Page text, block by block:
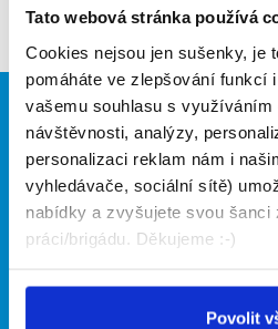
Tato webová stránka používá
Cookies nejsou jen sušenky, je
pomáháte ve zlepšování funkcí
vašemu souhlasu s využíváním
návštěvnosti, analýzy,
personalizaci reklam nám i
vyhledávače, sociální sítě)
nabídky a zvyšujete svou šanci
práci/brigádu. Děkujeme :-)
Povolit
Brigádníci
Články
Hledané brigády
O portálu